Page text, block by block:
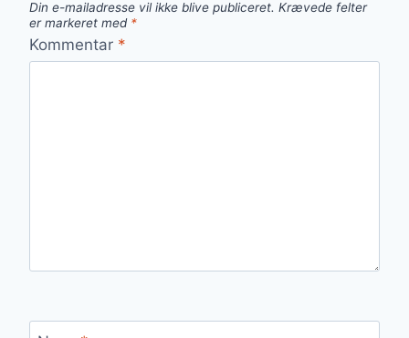
Din e-mailadresse vil ikke blive publiceret. Krævede felter
er markeret med *
Kommentar *